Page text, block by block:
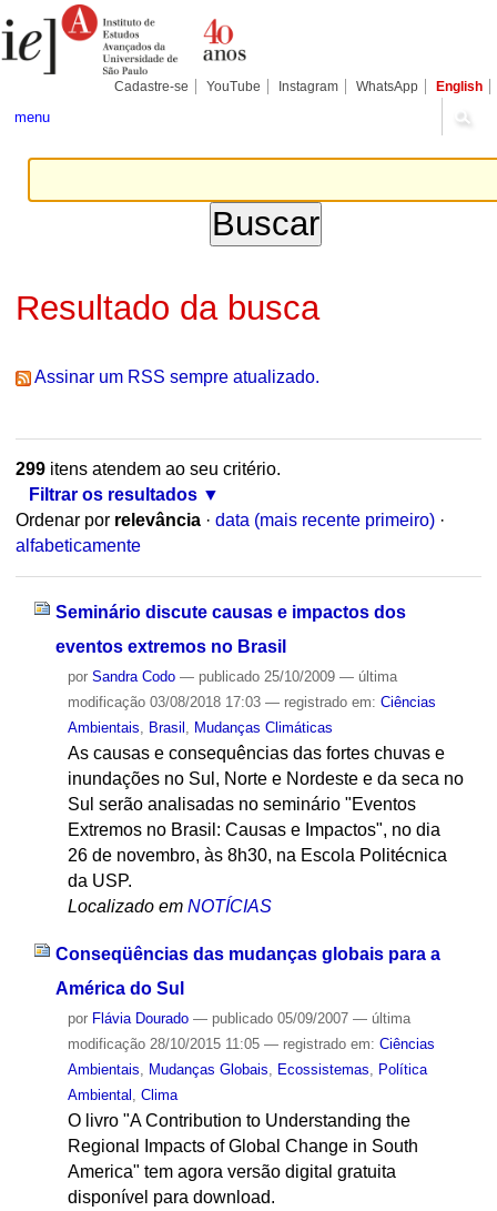
para
conteúdo.
Pessoais
Cadastre-se YouTube Instagram WhatsApp English
menu
Resultado da busca
Assinar um RSS sempre atualizado.
299itens atendem ao seu critério.
Filtrar os resultados
Ordenar por relevância · data (mais recente primeiro) ·
alfabeticamente
Seminário discute causas e impactos dos
eventos extremos no Brasil
por Sandra Codo — publicado25/10/2009 — última
modificação03/08/2018 17:03 — registrado em: Ciências
Ambientais
Brasil Mudanças Climáticas
As causas e consequências das fortes chuvas e
inundações no Sul, Norte e Nordeste e da seca no
Sul serão analisadas no seminário "Eventos
Extremos no Brasil: Causas e Impactos", no dia
26 de novembro, às 8h30, na Escola Politécnica
da USP.
Localizado em NOTÍCIAS
Conseqüências das mudanças globais para a
América do Sul
por Flávia Dourado — publicado05/09/2007 — última
modificação28/10/2015 11:05 — registrado em: Ciências
Ambientais
Mudanças Globais Ecossistemas
Política
Ambiental Clima
O livro "A Contribution to Understanding the
Regional Impacts of Global Change in South
America" tem agora versão digital gratuita
disponível para download.